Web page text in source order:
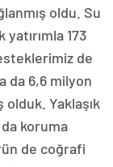
oldu. Su
173
de
da 6,6 milyon
Yaklaşık
da koruma
de coğrafi